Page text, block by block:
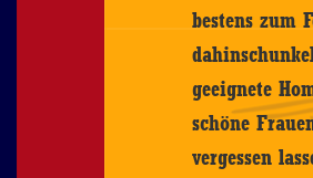
bestens zum
geeignete
schöne
vergessen